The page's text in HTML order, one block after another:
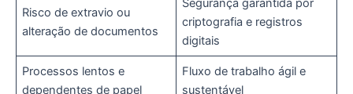
Risco de extravio ou
alteração de documentos
Segurança garantida por
criptografia e registros
digitais
Processos lentos e
dependentes de papel
Fluxo de trabalho ágil e
sustentável